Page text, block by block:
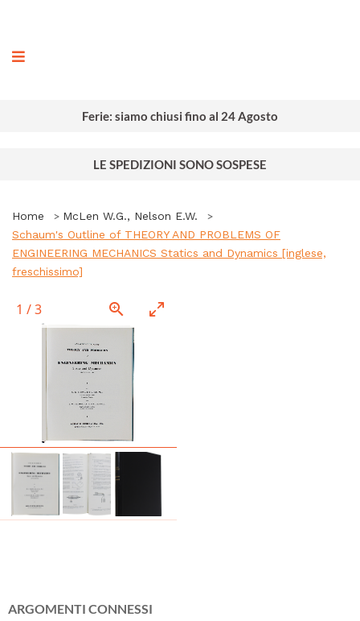
Ferie: siamo chiusi fino al 24 Agosto
LE SPEDIZIONI SONO SOSPESE
Home
McLen W.G., Nelson E.W.
Schaum's Outline of THEORY AND PROBLEMS OF
ENGINEERING MECHANICS Statics and Dynamics [inglese,
freschissimo]
1 /3
ARGOMENTI CONNESSI